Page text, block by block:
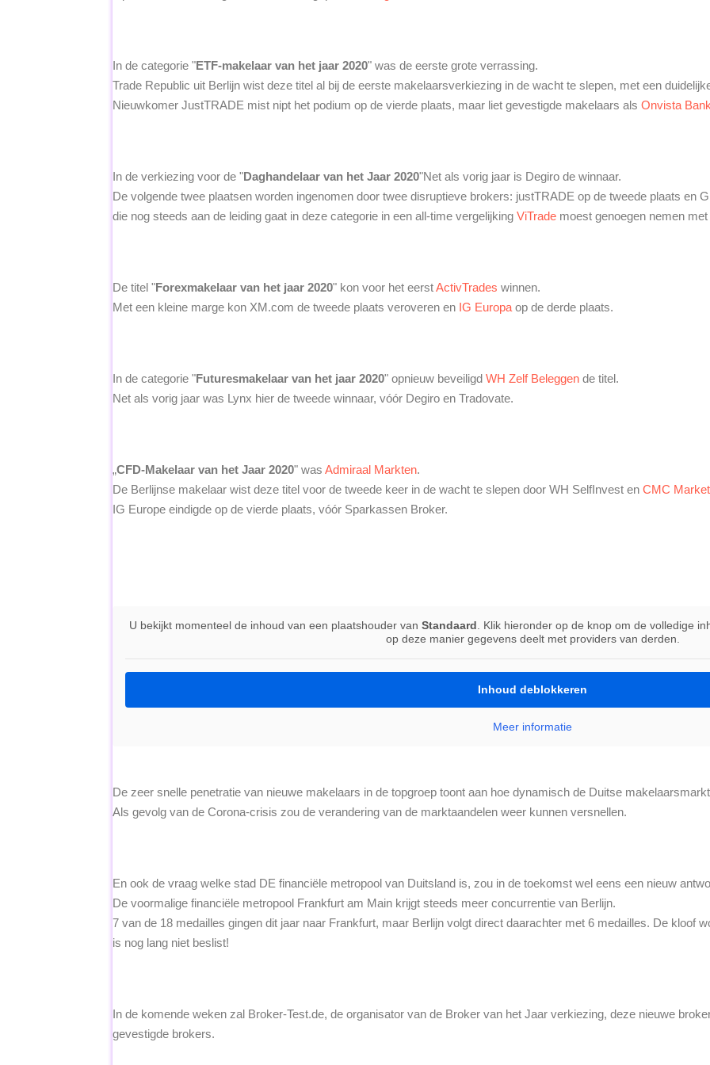
In de categorie "ETF-makelaar van het jaar 2020" was de eerste grote verrassing.
Trade Republic uit Berlijn wist deze titel al bij de eerste makelaarsverkiezing in de wacht te slepen, met een
Nieuwkomer JustTRADE mist nipt het podium op de vierde plaats, maar liet gevestigde makelaars als Onvista
In de verkiezing voor de "Daghandelaar van het Jaar 2020"Net als vorig jaar is Degiro de winnaar.
De volgende twee plaatsen worden ingenomen door twee disruptieve brokers: justTRADE op de tweede plaats en
die nog steeds aan de leiding gaat in deze categorie in een all-time vergelijking ViTrade moest genoegen nemen
De titel "Forexmakelaar van het jaar 2020" kon voor het eerstActivTrades winnen.
Met een kleine marge kon XM.com de tweede plaats veroveren en IG Europa op de derde plaats.
In de categorie "Futuresmakelaar van het jaar 2020" opnieuw beveiligd WH Zelf Beleggen de titel.
Net als vorig jaar was Lynx hier de tweede winnaar, vóór Degiro en Tradovate.
„CFD-Makelaar van het Jaar 2020" was Admiraal Markten.
De Berlijnse makelaar wist deze titel voor de tweede keer in de wacht te slepen door WH SelfInvest en CMC
IG Europe eindigde op de vierde plaats, vóór Sparkassen Broker.
U bekijkt momenteel de inhoud van een plaatshouder van Standaard . Klik hieronder op de knop om de volledige
op deze manier gegevens deelt met providers van derden.
Inhoud deblokkeren
Meer informatie
De zeer snelle penetratie van nieuwe makelaars in de topgroep toont aan hoe dynamisch de Duitse
Als gevolg van de Corona-crisis zou de verandering van de marktaandelen weer kunnen versnellen.
En ook de vraag welke stad DE financiële metropool van Duitsland is, zou in de toekomst wel eens een nieuw
De voormalige financiële metropool Frankfurt am Main krijgt steeds meer concurrentie van Berlijn.
7 van de 18 medailles gingen dit jaar naar Frankfurt, maar Berlijn volgt direct daarachter met 6 medailles. De kloof
is nog lang niet beslist!
In de komende weken zal Broker-Test.de, de organisator van de Broker van het Jaar verkiezing, deze nieuwe
gevestigde brokers.